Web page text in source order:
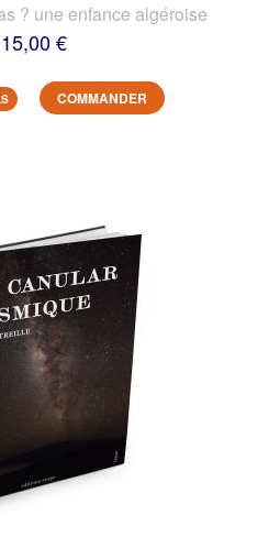
? une enfance algéroise
15,00 €
COMMANDER